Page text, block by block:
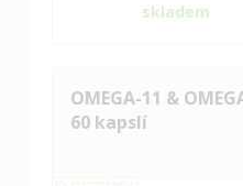
skladem
OMEGA-11 &
60 kapslí